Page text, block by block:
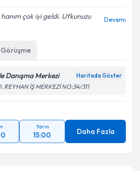
çok iyi geldi. Ufkunuzu
Devamı
Danışma Merkezi Haritada Göster
REYHAN İŞ MERKEZİ NO:34/311
Yarın
15:00 Daha Fazla